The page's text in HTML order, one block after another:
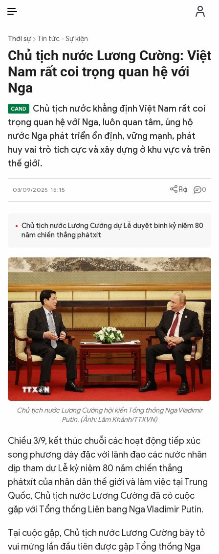
THỜI SỰ
CHỐNG DIỄN BIẾN HÒA BÌNH
CÔNG AN TRONG LÒNG DÂN
XÃ HỘI
PHÁP LUẬT
CÔNG NGHỆ
QUỐC TẾ
VĂN HÓA - THỂ THAO
BẠN ĐỌC & CAND
ĐA PHƯƠNG TIỆN
eMagazine
Podcast
Video Ảnh
Infographic
Chuyên trangAn ninh thế giới
Văn nghệ Công an
Thời sự Tin tức - Sự kiện
Chủ tịch nước Lương Cường: Việt
Nam rất coi trọng quan hệ với
Nga
Chủ tịch nước khẳng định Việt Nam rất coi
trọng quan hệ với Nga, luôn quan tâm, ủng hộ
nước Nga phát triển ổn định, vững mạnh, phát
huy vai trò tích cực và xây dựng ở khu vực và trên
thế giới.
03/09/2025 15:15 0
Chủ tịch nước Lương Cường dự Lễ duyệt binh kỷ niệm 80
năm chiến thắng phátxít
Chủ tịch nước Lương Cường hội kiến Tổng thống Nga Vladimir
Putin. (Ảnh: Lâm Khánh/TTXVN)
Chiều 3/9, kết thúc chuỗi các hoạt động tiếp xúc
song phương dày đặc với lãnh đạo các nước nhân
dịp tham dự Lễ kỷ niệm 80 năm chiến thắng
phátxít của nhân dân thế giới và làm việc tại Trung
Quốc, Chủ tịch nước Lương Cường đã có cuộc
gặp với Tổng thống Liên bang Nga Vladimir Putin.
Tại cuộc gặp, Chủ tịch nước Lương Cường bày tỏ
vui mừng lần đầu tiên được gặp Tổng thống Nga